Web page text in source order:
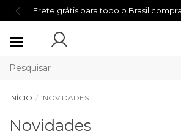
Frete grátis para todo o Brasil
Mudar
INÍCIO NOVIDADES
Novidades